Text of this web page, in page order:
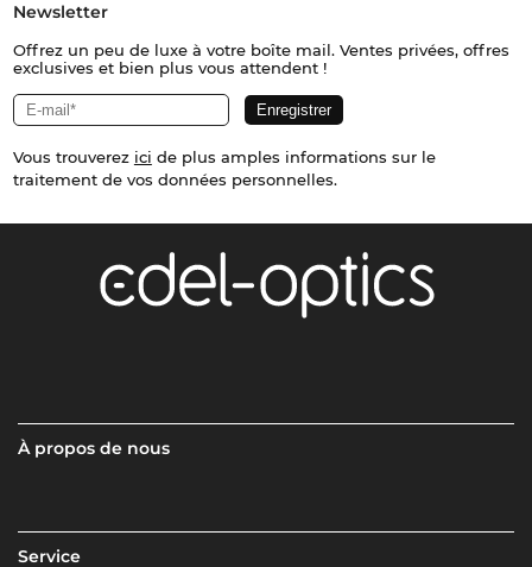
Newsletter
Offrez un peu de luxe à votre boîte mail. Ventes privées, offres
exclusives et bien plus vous attendent !
Vous trouverez ici de plus amples informations sur le
traitement de vos données personnelles.
À propos de nous
Service